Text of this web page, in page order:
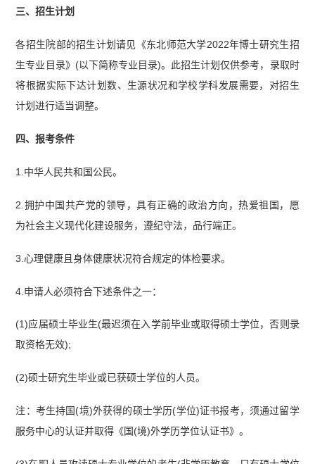
三、招生计划
各招生院部的招生计划请见《东北师范大学2022年博士研究生招
生专业目录》(以下简称专业目录)。此招生计划仅供参考，录取时
将根据实际下达计划数、生源状况和学校学科发展需要，对招生
计划进行适当调整。
四、报考条件
1.中华人民共和国公民。
2.拥护中国共产党的领导，具有正确的政治方向，热爱祖国，愿
为社会主义现代化建设服务，遵纪守法，品行端正。
3.心理健康且身体健康状况符合规定的体检要求。
4.申请人必须符合下述条件之一：
(1)应届硕士毕业生(最迟须在入学前毕业或取得硕士学位，否则录
取资格无效);
(2)硕士研究生毕业或已获硕士学位的人员。
注：考生持国(境)外获得的硕士学历(学位)证书报考，须通过留学
服务中心的认证并取得《国(境)外学历学位认证书》。